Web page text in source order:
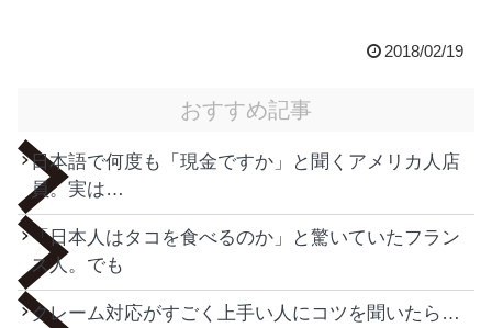
2018/02/19
おすすめ記事
日本語で何度も「現金ですか」と聞くアメリカ人店
員。実は…
「日本人はタコを食べるのか」と驚いていたフラン
ス人。でも
クレーム対応がすごく上手い人にコツを聞いたら…